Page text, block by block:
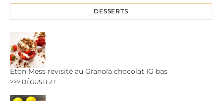
DESSERTS
Eton Mess revisité au Granola chocolat IG bas
>>> DÉGUSTEZ !